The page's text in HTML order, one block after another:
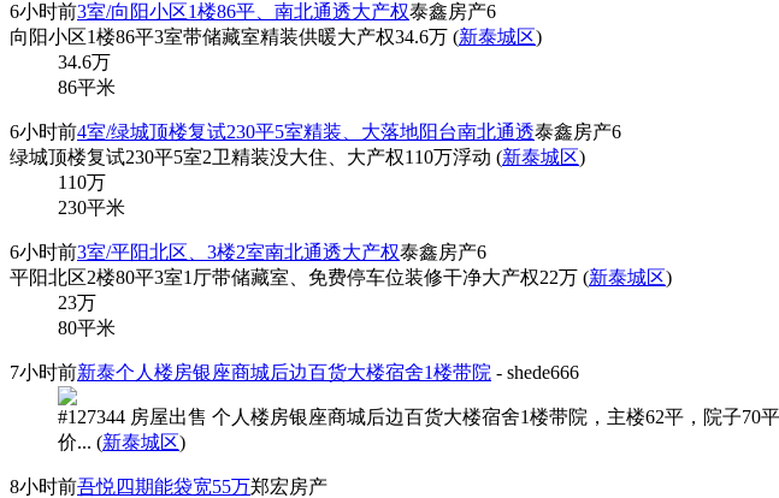
6小时前3室/向阳小区1楼86平、南北通透大产权泰鑫房产6
向阳小区1楼86平3室带储藏室精装供暖大产权34.6万 (新泰城区)
34.6万
86平米
6小时前4室/绿城顶楼复试230平5室精装、大落地阳台南北通透泰鑫房产6
绿城顶楼复试230平5室2卫精装没大住、大产权110万浮动 (新泰城区)
110万
230平米
6小时前3室/平阳北区、3楼2室南北通透大产权泰鑫房产6
平阳北区2楼80平3室1厅带储藏室、免费停车位装修干净大产权22万 (新泰城区)
23万
80平米
7小时前新泰个人楼房银座商城后边百货大楼宿舍1楼带院 - shede666
#127344 房屋出售 个人楼房银座商城后边百货大楼宿舍1楼带院，主楼62平，院子
价... (新泰城区)
8小时前吾悦四期能袋宽55万郑宏房产